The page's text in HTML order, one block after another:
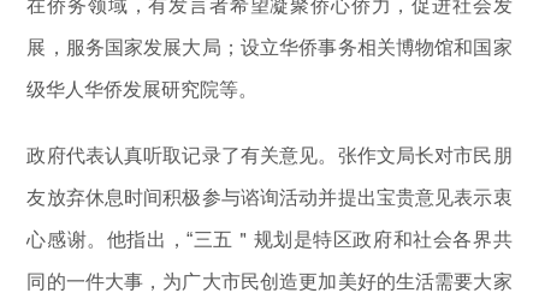
在侨务领域，有发言者希望凝聚侨心侨力，促进社会发
展，服务国家发展大局；设立华侨事务相关博物馆和国家
级华人华侨发展研究院等。
政府代表认真听取记录了有关意见。张作文局长对市民朋
友放弃休息时间积极参与谘询活动并提出宝贵意见表示衷
心感谢。他指出，“三五＂规划是特区政府和社会各界共
同的一件大事，为广大市民创造更加美好的生活需要大家